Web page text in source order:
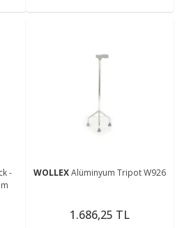
-
WOLLEXAlüminyum Tripot W926
1.686,25 TL